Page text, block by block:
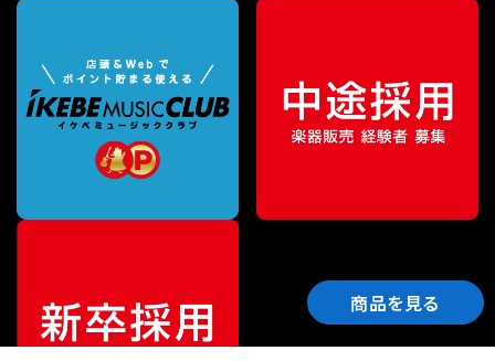
商品を見る